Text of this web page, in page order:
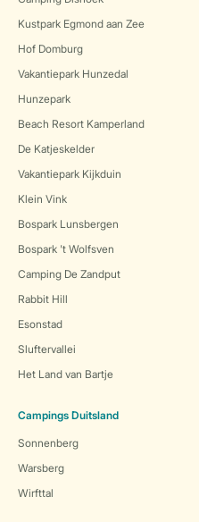
Kustpark Egmond aan Zee
Hof Domburg
Vakantiepark Hunzedal
Hunzepark
Beach Resort Kamperland
De Katjeskelder
Vakantiepark Kijkduin
Klein Vink
Bospark Lunsbergen
Bospark 't Wolfsven
Camping De Zandput
Rabbit Hill
Esonstad
Sluftervallei
Het Land van Bartje
Campings Duitsland
Sonnenberg
Warsberg
Wirfttal